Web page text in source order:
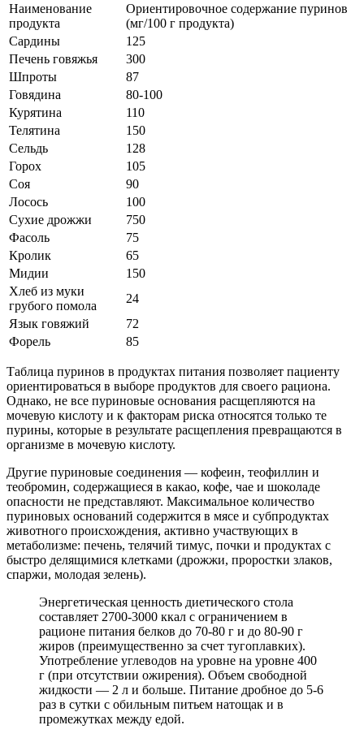
Наименование
продукта
Ориентировочное содержание пуринов
(мг/100 г продукта)
Сардины
125
Печень говяжья
300
Шпроты
87
Говядина
80-100
Курятина
110
Телятина
150
Сельдь
128
Горох
105
Соя
90
Лосось
100
Сухие дрожжи
750
Фасоль
75
Кролик
65
Мидии
150
Хлеб из муки
грубого помола
24
Язык говяжий
72
Форель
85
Таблица пуринов в продуктах питания позволяет пациенту
ориентироваться в выборе продуктов для своего рациона.
Однако, не все пуриновые основания расщепляются на
мочевую кислоту и к факторам риска относятся только те
пурины, которые в результате расщепления превращаются в
организме в мочевую кислоту.
Другие пуриновые соединения — кофеин, теофиллин и
теобромин, содержащиеся в какао, кофе, чае и шоколаде
опасности не представляют. Максимальное количество
пуриновых оснований содержится в мясе и субпродуктах
животного происхождения, активно участвующих в
метаболизме: печень, телячий тимус, почки и продуктах с
быстро делящимися клетками (дрожжи, проростки злаков,
спаржи, молодая зелень).
Энергетическая ценность диетического стола
составляет 2700-3000 ккал с ограничением в
рационе питания белков до 70-80 г и до 80-90 г
жиров (преимущественно за счет тугоплавких).
Употребление углеводов на уровне на уровне 400
г (при отсутствии ожирения). Объем свободной
жидкости — 2 л и больше. Питание дробное до 5-6
раз в сутки с обильным питьем натощак и в
промежутках между едой.